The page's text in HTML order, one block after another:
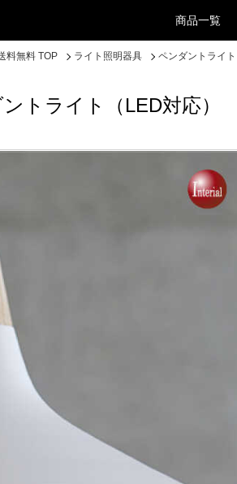
商品一覧
料無料 TOP ライト照明器具 ペンダントライト
トライト（LED対応）